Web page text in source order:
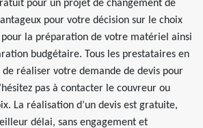
pour un projet de changement de
pour votre décision sur le choix
la préparation de votre matériel ainsi
budgétaire. Tous les prestataires en
réaliser votre demande de devis pour
pas à contacter le couvreur ou
La réalisation d’un devis est gratuite,
délai, sans engagement et